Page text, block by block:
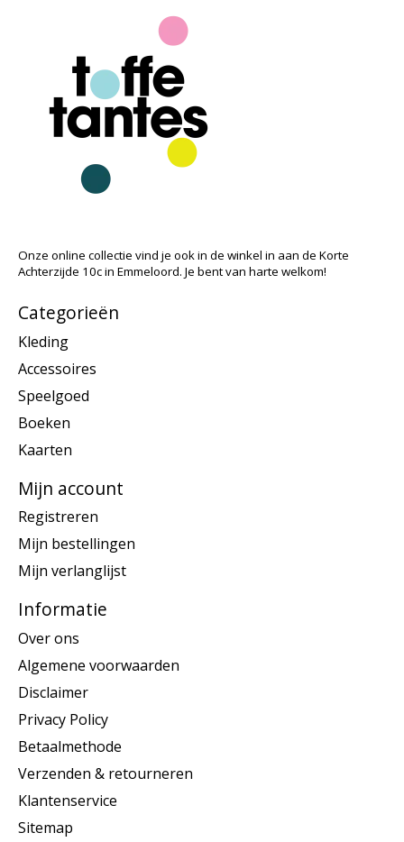
Onze online collectie vind je ook in de winkel in aan de Korte
Achterzijde 10c in Emmeloord. Je bent van harte welkom!
Categorieën
Kleding
Accessoires
Speelgoed
Boeken
Kaarten
Mijn account
Registreren
Mijn bestellingen
Mijn verlanglijst
Informatie
Over ons
Algemene voorwaarden
Disclaimer
Privacy Policy
Betaalmethode
Verzenden & retourneren
Klantenservice
Sitemap